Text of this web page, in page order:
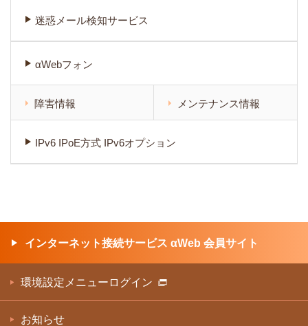
迷惑メール検知サービス
αWebフォン
障害情報 メンテナンス情報
IPv6 IPoE方式 IPv6オプション
インターネット接続サービス αWeb 会員サイト
環境設定メニューログイン
お知らせ